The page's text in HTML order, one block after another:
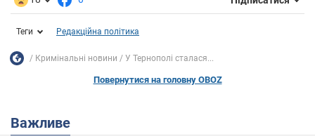
Теги Редакційна політика
Кримінальні новини У Тернополі сталася...
Повернутися на головну OBOZ
Важливе